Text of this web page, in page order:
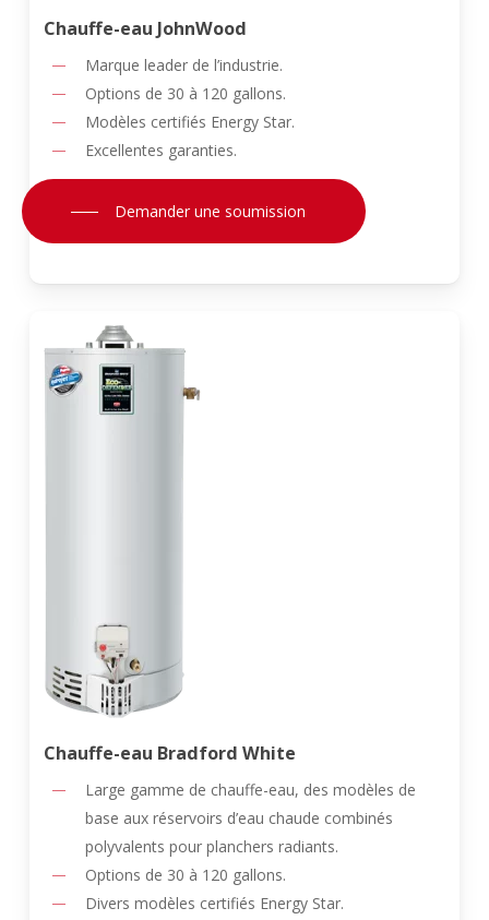
Chauffe-eau JohnWood
Marque leader de l’industrie.
Options de 30 à 120 gallons.
Modèles certifiés Energy Star.
Excellentes garanties.
Demander une soumission
Chauffe-eau Bradford White
Large gamme de chauffe-eau, des modèles de
base aux réservoirs d’eau chaude combinés
polyvalents pour planchers radiants.
Options de 30 à 120 gallons.
Divers modèles certifiés Energy Star.